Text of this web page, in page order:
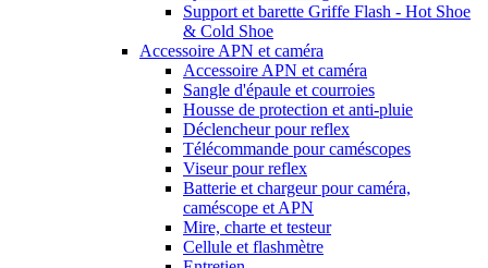
Support et barette Griffe Flash - Hot Shoe
& Cold Shoe
Accessoire APN et caméra
Accessoire APN et caméra
Sangle d'épaule et courroies
Housse de protection et anti-pluie
Déclencheur pour reflex
Télécommande pour caméscopes
Viseur pour reflex
Batterie et chargeur pour caméra,
caméscope et APN
Mire, charte et testeur
Cellule et flashmètre